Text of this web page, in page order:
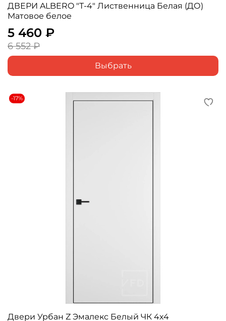
ДВЕРИ ALBERO "Т-4" Лиственница Белая (ДО)
Матовое белое
5 460 ₽
6 552 ₽
Выбрать
-17%
Двери Урбан Z Эмалекс Белый ЧК 4х4